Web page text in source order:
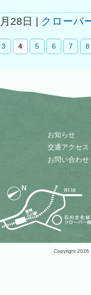
28日 | クローバ
3 4 5 6 7 8
お知らせ
交通アクセス
お問い合わせ
Copyright 2026